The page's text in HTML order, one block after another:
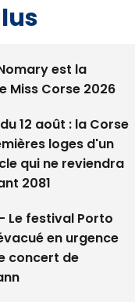
est la
Miss Corse 2026
12 août : la Corse
loges d'un
qui ne reviendra
2081
Le festival Porto
en urgence
concert de